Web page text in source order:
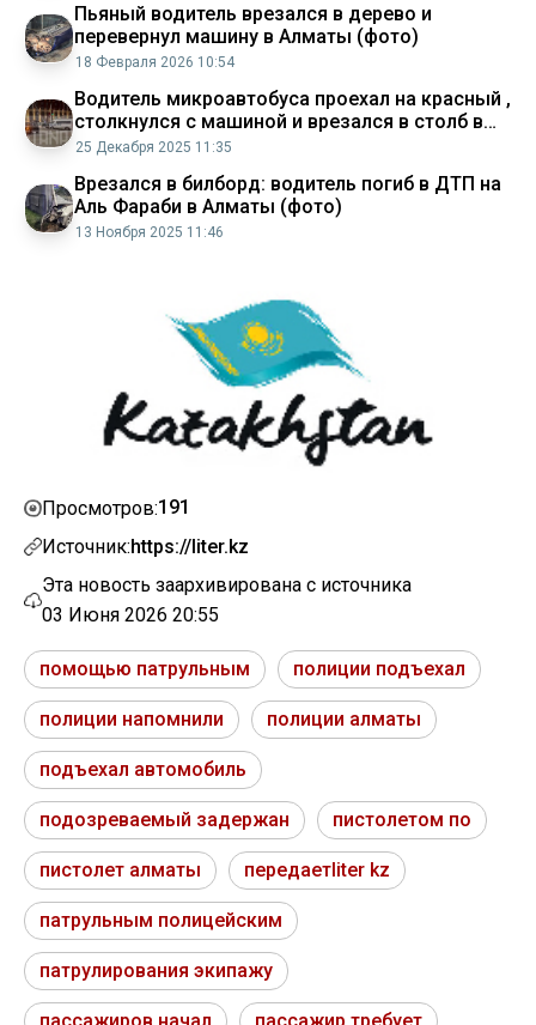
Пьяный водитель врезался в дерево и
перевернул машину в Алматы (фото)
18 Февраля 2026 10:54
Водитель микроавтобуса проехал на красный ,
столкнулся с машиной и врезался в столб в
Астане (видео)
25 Декабря 2025 11:35
Врезался в билборд: водитель погиб в ДТП на
Аль Фараби в Алматы (фото)
13 Ноября 2025 11:46
Просмотров:191
Источник:https://liter.kz
Эта новость заархивирована с источника
03 Июня 2026 20:55
помощью патрульным полиции подъехал
полиции напомнили полиции алматы
подъехал автомобиль
подозреваемый задержан пистолетом по
пистолет алматы передаетliter kz
патрульным полицейским
патрулирования экипажу